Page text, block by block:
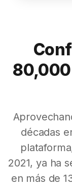
80,000
décadas
2021, ya ha
en más de